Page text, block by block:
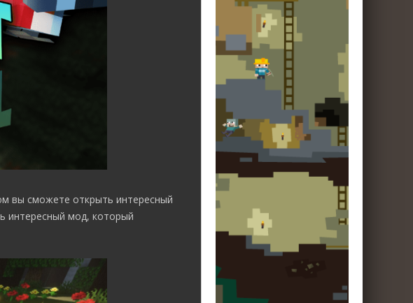
вы сможете открыть интересный
интересный мод, который